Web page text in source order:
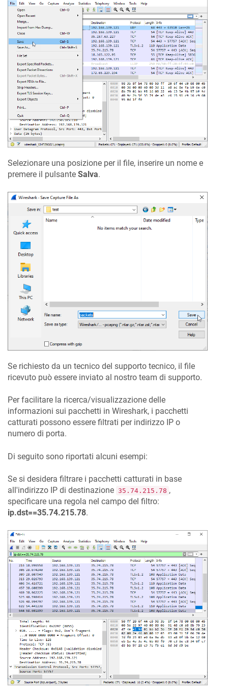
Selezionare una posizione per il file, inserire un nome e
premere il pulsante Salva.
Se richiesto da un tecnico del supporto tecnico, il file
ricevuto può essere inviato al nostro team di supporto.
Per facilitare la ricerca/visualizzazione delle
informazioni sui pacchetti in Wireshark, i pacchetti
catturati possono essere filtrati per indirizzo IP o
numero di porta.
Di seguito sono riportati alcuni esempi:
Se si desidera filtrare i pacchetti catturati in base
all'indirizzo IP di destinazione 35.74.215.78 ,
specificare una regola nel campo del filtro:
ip.dst==35.74.215.78.